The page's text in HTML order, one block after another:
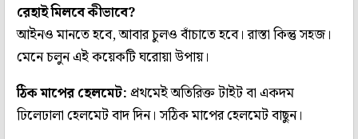
রেহাই মিলবে কীভাবে?
আইনও মানতে হবে, আবার চুলও বাঁচাতে হবে। রাস্তা কিন্তু সহজ।
মেনে চলুন এই কয়েকটি ঘরোয়া উপায়।
ঠিক মাপের হেলমেট:প্রথমেই অতিরিক্ত টাইট বা একদম
ঢিলেঢালা হেলমেট বাদ দিন। সঠিক মাপের হেলমেট বাছুন।